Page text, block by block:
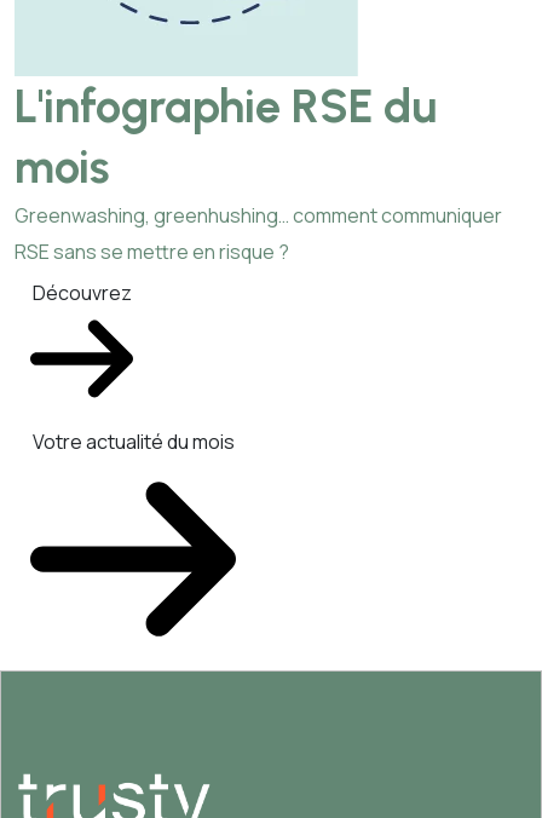
L'infographie RSE du
mois
Greenwashing, greenhushing… comment communiquer
RSE sans se mettre en risque ?
Découvrez
Votre actualité du mois